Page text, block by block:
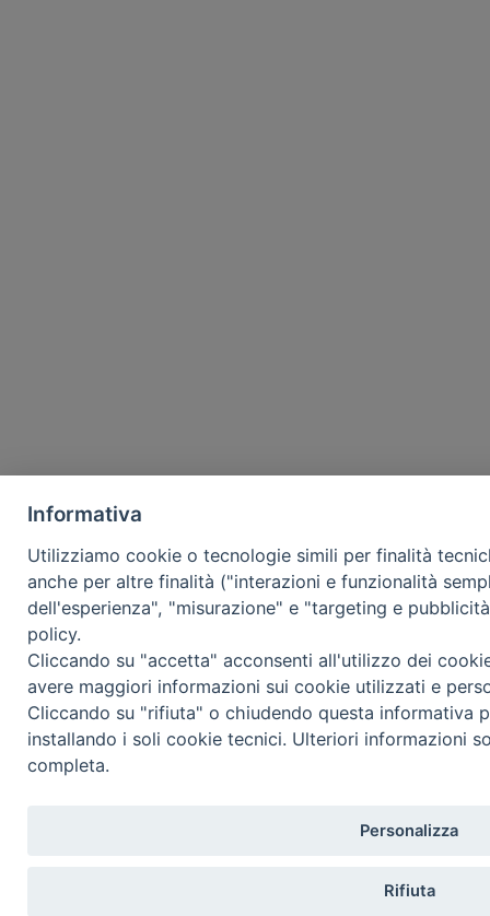
Informativa
Utilizziamo cookie o tecnologie simili per finalità
anche per altre finalità ("interazioni e funzionalità
dell'esperienza", "misurazione" e "targeting e
policy.
Cliccando su "accetta" acconsenti all'utilizzo dei
avere maggiori informazioni sui cookie utilizzati e
Cliccando su "rifiuta" o chiudendo questa informativa
installando i soli cookie tecnici. Ulteriori informazioni
completa.
Personalizza
Rifiuta